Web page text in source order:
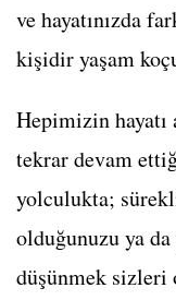
ve hayatınızda
kişidir yaşam
Hepimizin hayatı
tekrar devam
yolculukta;
olduğunuzu ya
düşünmek